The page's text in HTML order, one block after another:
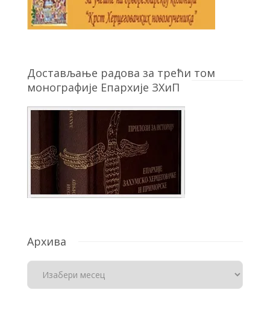
Достављање радова за трећи том
монографије Епархије ЗХиП
Архива